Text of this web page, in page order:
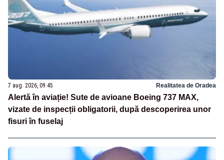
7 aug. 2026, 09:45 Realitatea de Oradea
Alertă în aviație! Sute de avioane Boeing 737 MAX,
vizate de inspecții obligatorii, după descoperirea unor
fisuri în fuselaj